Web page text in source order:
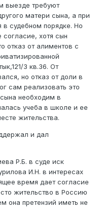
выезде требуют
матери сына, а при
в судебном порядке. Но
хотя сын
отказ от алиментов с
3 кв.36. От
но отказ от доли в
сам реализовать это
необходим в
учеба в школе и ее
жительства.
и дал
Р.Б. в суде иск
И.Н. в интересах
время дает согласие
жительство в Россию
она претензий иметь не